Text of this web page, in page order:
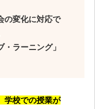
の変化に対応で
・ラーニング」
学校での授業が